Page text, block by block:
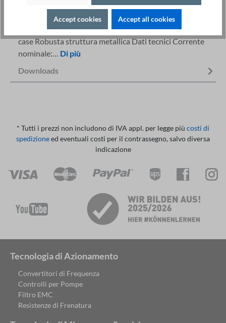
Descrizione
Sintesi Grado di protezione IP20 Filtro di tre fasi Metal
case Robusta struttura metallica Dati tecnici Corrente
nominale:… Di più
Downloads
* Tutti i prezzi non includono di IVA appl. per legge più costi di
spedizioneed eventuali costi per il contrassegno, salvo diversa
indicazione
Tecnologia di Azionamento
Convertitori di Frequenza
Controlli per Pompe
Filtro EMC
Resistenze di Frenatura
Accept cookies Accept all cookies